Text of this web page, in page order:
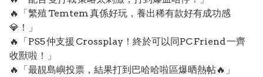
🔥「繁殖 Temtem 真係好玩，養出稀有款好有成功感
💎！」
🔥「PS5 仲支援 Crossplay！終於可以同PC Friend 一齊
收獸啦！」
🔥「最靚島嶼投票，結果打到巴哈哈啦區爆晒熱帖🔥」